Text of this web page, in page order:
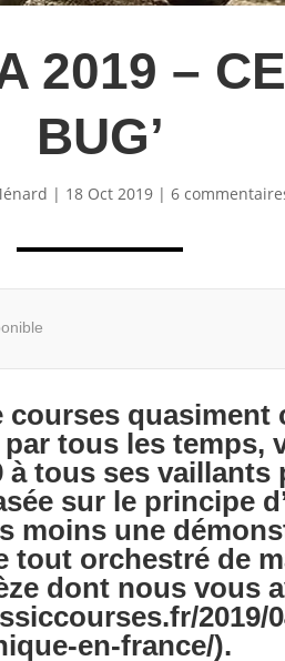
2019 –
BUG’
| 18 Oct 2019| 6
tous les temps,
à tous ses
sur le principe
moins une
tout orchestré de
dont nous vous
2019/
en-france/).